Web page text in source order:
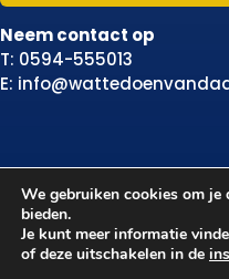
Neem contact op
T: 0594-555013
E:
We gebruiken cookies om je
bieden.
Je kunt meer informatie
of deze uitschakelen in de